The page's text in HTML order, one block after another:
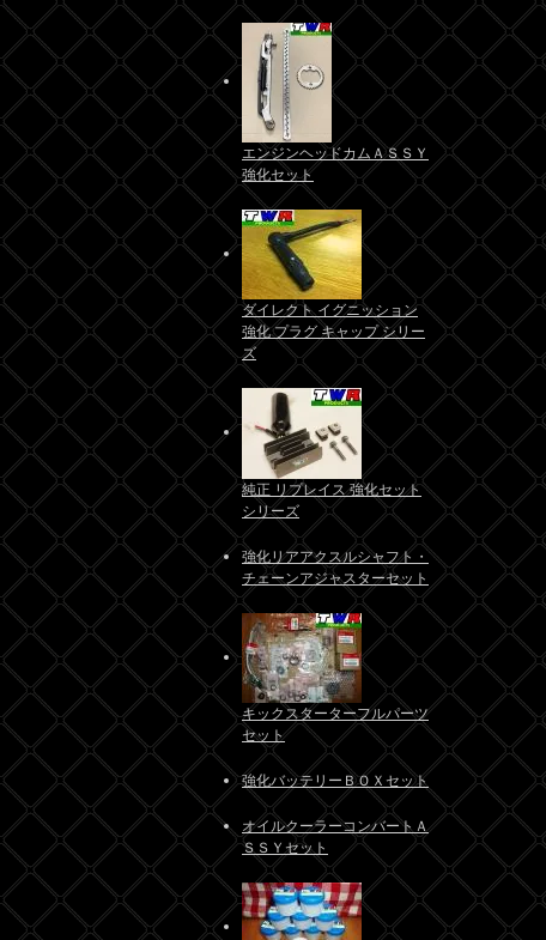
エンジンヘッドカムＡＳＳＹ
強化セット
ダイレクト イグニッション
強化 プラグ キャップ シリー
ズ
純正 リプレイス 強化セット
シリーズ
強化リアアクスルシャフト・
チェーンアジャスターセット
キックスターターフルパーツ
セット
強化バッテリーＢＯＸセット
オイルクーラーコンバートＡ
ＳＳＹセット